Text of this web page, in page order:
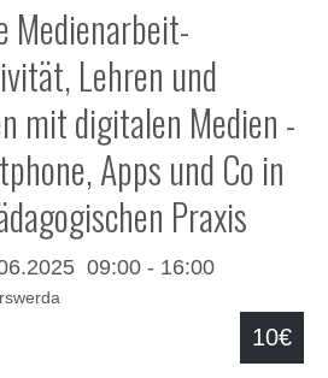
Medienarbeit-
Lehren und
mit digitalen Medien -
Apps und Co in
Praxis
09:00- 16:00
10€